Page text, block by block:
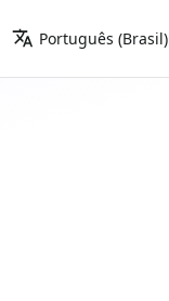
Português (Brasil)